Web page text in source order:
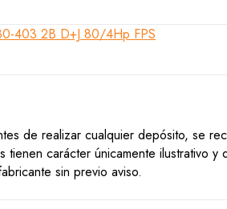
de realizar cualquier depósito, se
carácter únicamente
sin previo aviso.